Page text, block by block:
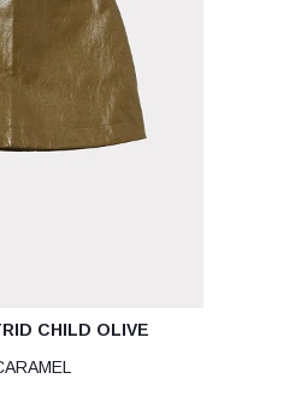
CHILD OLIVE